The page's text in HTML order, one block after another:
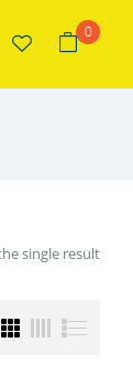
0
single result